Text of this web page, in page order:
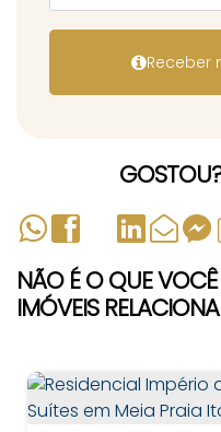
NÃO É O QUE
IMÓVEIS